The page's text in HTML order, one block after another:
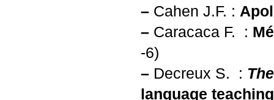
– Cahen J.F. :
– Caracaca F. :
-6)
– Decreux S. :
language